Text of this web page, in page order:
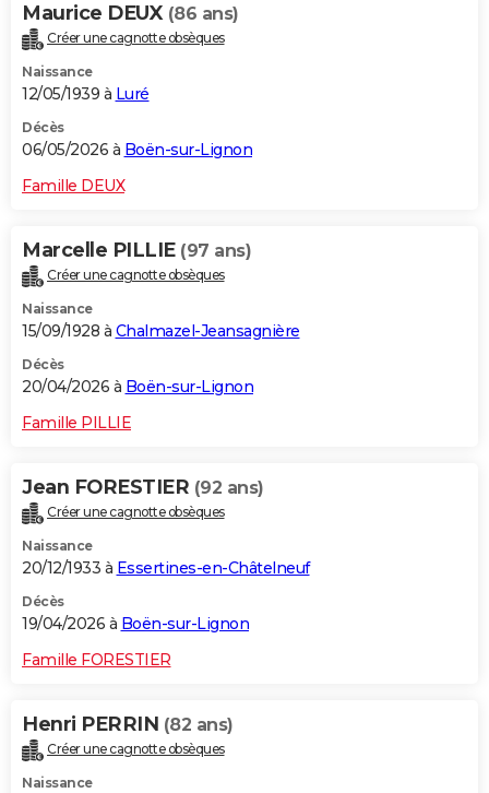
Maurice DEUX (86 ans)
Créer une cagnotte obsèques
Naissance
12/05/1939 à Luré
Décès
06/05/2026 à Boën-sur-Lignon
Famille DEUX
Marcelle PILLIE (97 ans)
Créer une cagnotte obsèques
Naissance
15/09/1928 à Chalmazel-Jeansagnière
Décès
20/04/2026 à Boën-sur-Lignon
Famille PILLIE
Jean FORESTIER (92 ans)
Créer une cagnotte obsèques
Naissance
20/12/1933 à Essertines-en-Châtelneuf
Décès
19/04/2026 à Boën-sur-Lignon
Famille FORESTIER
Henri PERRIN (82 ans)
Créer une cagnotte obsèques
Naissance